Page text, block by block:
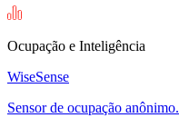
Ocupação e Inteligência
WiseSense
Sensor de ocupação anônimo.